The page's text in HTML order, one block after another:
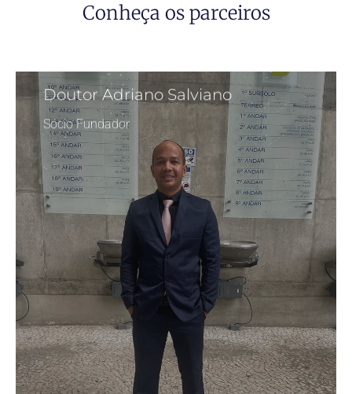
Conheça os parceiros
Doutor Adriano Salviano
Sócio Fundador